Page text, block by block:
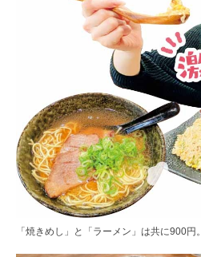
「焼きめし」と「ラーメン」は共に900円。